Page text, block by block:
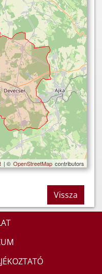
| © OpenStreetMap contributors
Vissza